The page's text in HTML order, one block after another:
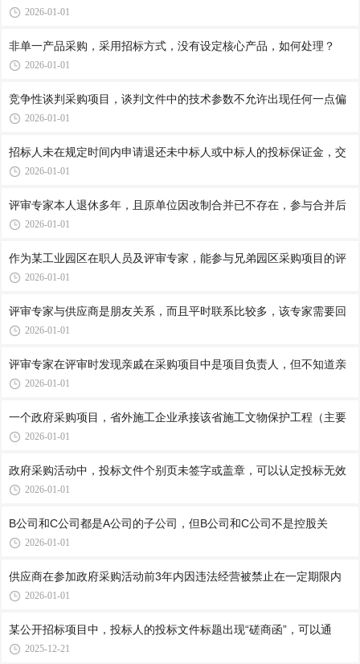
2026-01-01
非单一产品采购，采用招标方式，没有设定核心产品，如何处理？
2026-01-01
竞争性谈判采购项目，谈判文件中的技术参数不允许出现任何一点偏
2026-01-01
招标人未在规定时间内申请退还未中标人或中标人的投标保证金，交
2026-01-01
评审专家本人退休多年，且原单位因改制合并已不存在，参与合并后
2026-01-01
作为某工业园区在职人员及评审专家，能参与兄弟园区采购项目的评
2026-01-01
评审专家与供应商是朋友关系，而且平时联系比较多，该专家需要回
2026-01-01
评审专家在评审时发现亲戚在采购项目中是项目负责人，但不知道亲
2026-01-01
一个政府采购项目，省外施工企业承接该省施工文物保护工程（主要
2026-01-01
政府采购活动中，投标文件个别页未签字或盖章，可以认定投标无效
2026-01-01
B公司和C公司都是A公司的子公司，但B公司和C公司不是控股关
2026-01-01
供应商在参加政府采购活动前3年内因违法经营被禁止在一定期限内
2026-01-01
某公开招标项目中，投标人的投标文件标题出现“磋商函”，可以通
2025-12-21